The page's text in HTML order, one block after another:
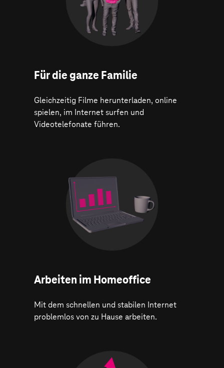
Für die ganze Familie
Gleichzeitig Filme herunterladen, online
spielen, im Internet surfen und
Videotelefonate führen.
Arbeiten im Homeoffice
Mit dem schnellen und stabilen Internet
problemlos von zu Hause arbeiten.